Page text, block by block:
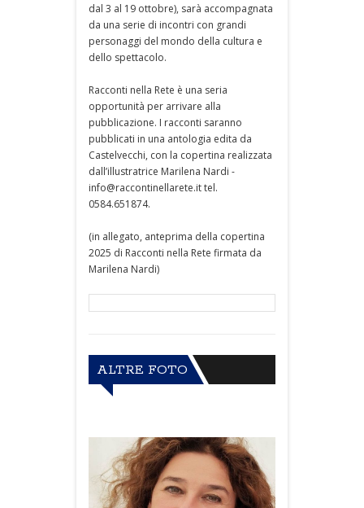
dal 3 al 19 ottobre), sarà accompagnata
da una serie di incontri con grandi
personaggi del mondo della cultura e
dello spettacolo.
Racconti nella Rete è una seria
opportunità per arrivare alla
pubblicazione. I racconti saranno
pubblicati in una antologia edita da
Castelvecchi, con la copertina realizzata
dall’illustratrice Marilena Nardi -
info@raccontinellarete.it tel.
0584.651874.
(in allegato, anteprima della copertina
2025 di Racconti nella Rete firmata da
Marilena Nardi)
ALTRE FOTO